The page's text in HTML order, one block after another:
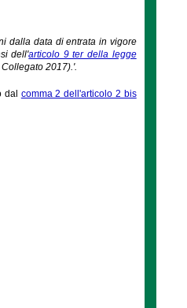
dalla data di entrata in vigore
dell'articolo 9 ter della legge
2017).'.
dal comma 2 dell'articolo 2 bis